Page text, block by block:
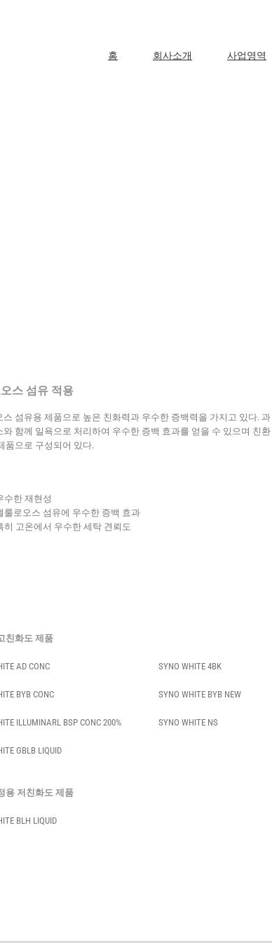
홈 회사소개 사업영역
스 섬유 적용
스 섬유용 제품으로 높은 친화력과 우수한 증백력을 가지고 있다. 과
와 함께 일욕으로 처리하여 우수한 증백 효과를 얻을 수 있으며 친환
품으로 구성되어 있다.
수한 재현성
룰로오스 섬유에 우수한 증백 효과
히 고온에서 우수한 세탁 견뢰도
친화도 제품
AD CONC SYNO WHITE 4BK
BYB CONC SYNO WHITE BYB NEW
ILLUMINARL BSP CONC 200% SYNO WHITE NS
GBLB LIQUID
용 저친화도 제품
BLH LIQUID